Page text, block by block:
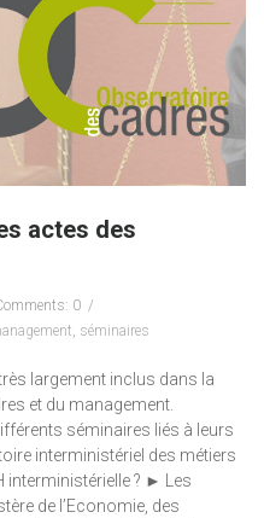
actes des
0
séminaires
largement inclus dans la
et du management.
séminaires liés à leurs
interministériel des métiers
interministérielle ? ► Les
de l’Economie, des